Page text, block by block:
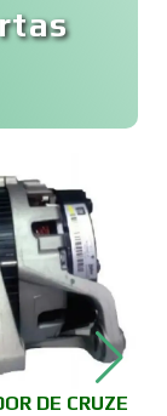
DE CRUZE